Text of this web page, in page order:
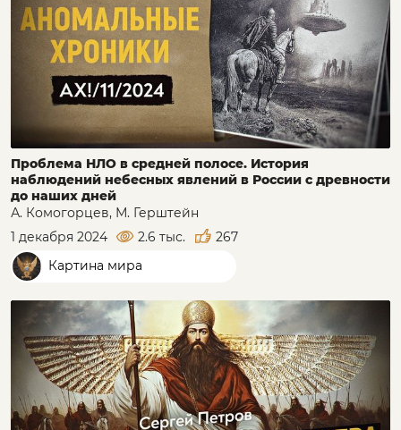
Проблема НЛО в средней полосе. История
наблюдений небесных явлений в России с древности
до наших дней
А. Комогорцев, М. Герштейн
1 декабря 2024
2.6 тыс.
267
Картина мира